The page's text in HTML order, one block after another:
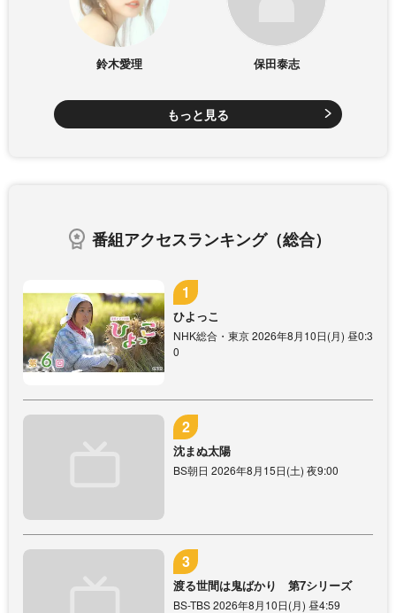
鈴木愛理 保田泰志
もっと見る
番組アクセスランキング（総合）
ひよっこ
NHK総合・東京 2026年8月10日(月) 昼0:3
0
沈まぬ太陽
BS朝日 2026年8月15日(土) 夜9:00
渡る世間は鬼ばかり 第7シリーズ
BS-TBS 2026年8月10日(月) 昼4:59